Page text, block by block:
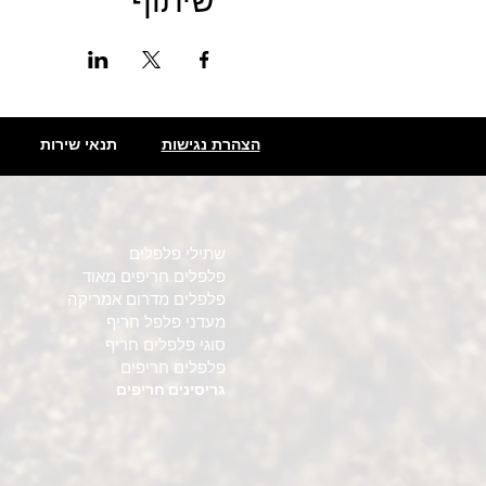
הצהרת נגישות תנאי שירות
שתילי פלפלים
פלפלים חריפים מאוד
פלפלים מדרום אמריקה
מעדני פלפל חריף
סוגי פלפלים חריף
פלפלים חריפים
גריסינים חריפים